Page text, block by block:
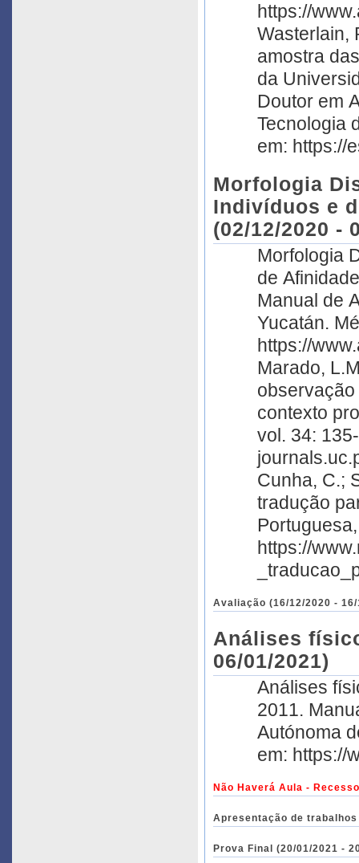
https://
Wasterlain,
amostra
da
Doutor em
Tecnologia
em: https://
Morfologia Discreta
Indivíduos e
(02/12/2020 -
Morfologia
de
Manual de
Yucatán.
https://
Marado,
contexto
vol. 34:
Cunha, C.;
tradução
https://
Avaliação (16/12/2020 -
Análises
06/01/2021)
Análises
2011.
Autónoma
em: https://
Não Haverá Aula -
Apresentação de
Prova Final (20/01/2021 -